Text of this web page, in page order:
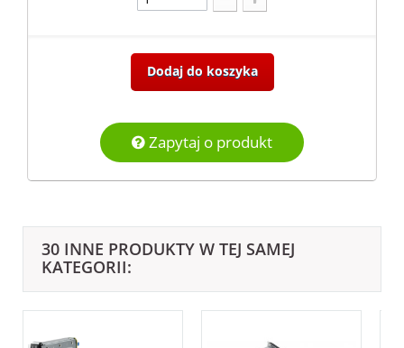
Dodaj do koszyka
Zapytaj o produkt
30 INNE PRODUKTY W TEJ SAMEJ
KATEGORII: